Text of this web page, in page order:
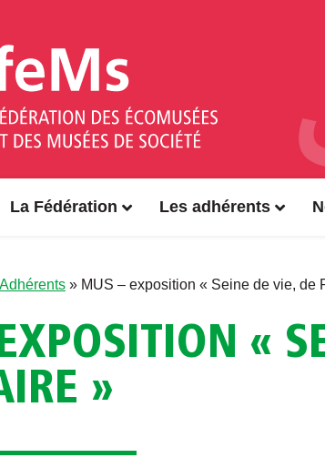
La Fédération Les adhérents
Adhérents » MUS – exposition « Seine de vie, de
«
»